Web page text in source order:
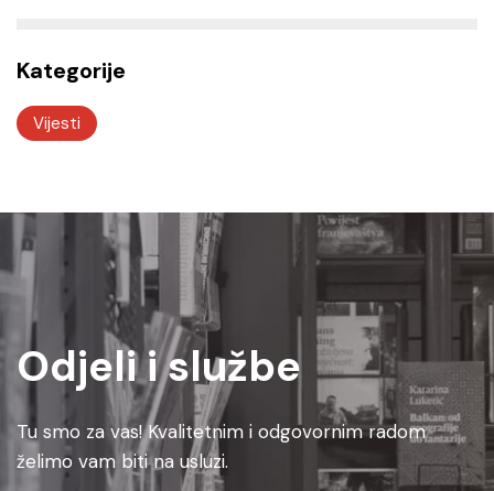
Kategorije
Vijesti
Odjeli i službe
Tu smo za vas! Kvalitetnim i odgovornim radom
želimo vam biti na usluzi.